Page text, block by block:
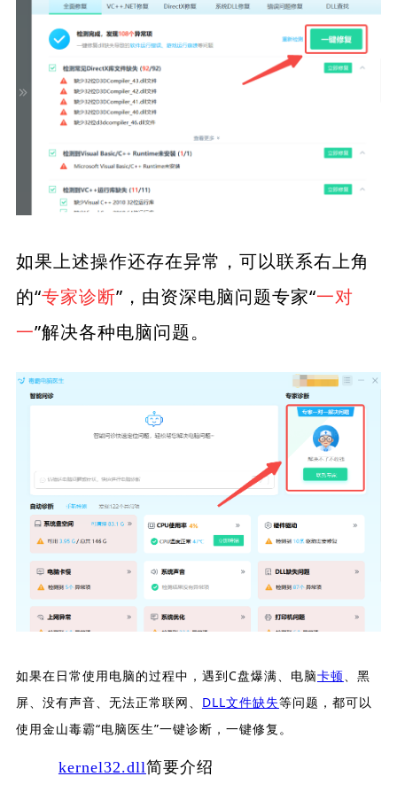
如果上述操作还存在异常，可以联系右上角
的“专家诊断”，由资深电脑问题专家“一对
一”解决各种电脑问题。
如果在日常使用电脑的过程中，遇到C盘爆满、电脑卡顿、黑
屏、没有声音、无法正常联网、 DLL文件缺失等问题，都可以
使用金山毒霸“电脑医生”一键诊断，一键修复。
kernel32.dll简要介绍